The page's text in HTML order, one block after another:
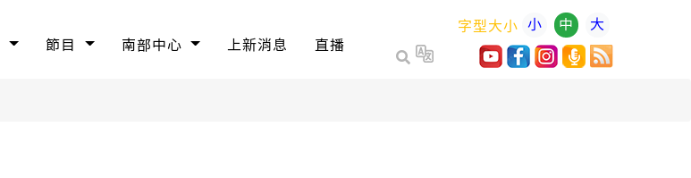
節目 南部中心 上新消息 直播
字型大小 小 中 大